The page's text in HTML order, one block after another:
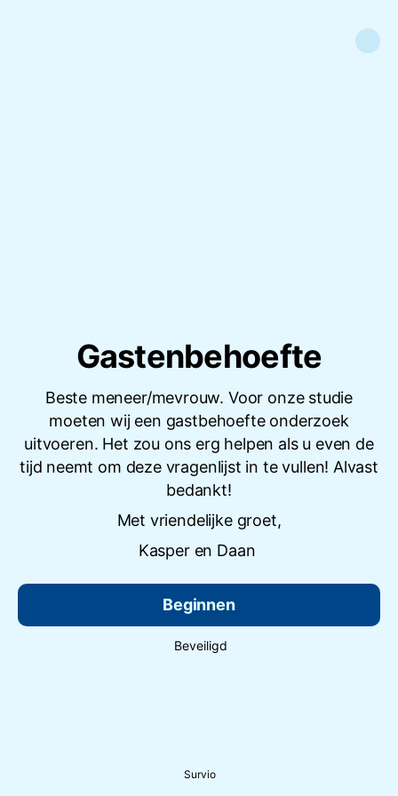
Gastenbehoefte
Beste meneer/mevrouw. Voor onze studie
moeten wij een gastbehoefte onderzoek
uitvoeren. Het zou ons erg helpen als u even de
tijd neemt om deze vragenlijst in te vullen! Alvast
bedankt!
Met vriendelijke groet,
Kasper en Daan
Beginnen
Beveiligd
Survio